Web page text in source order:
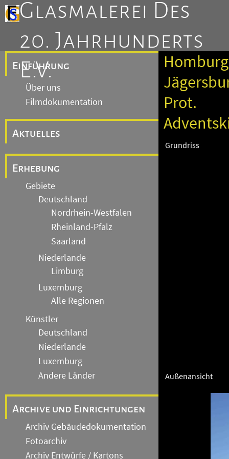
Glasmalerei Des
20. Jahrhunderts
E.V.
Einführung
Über uns
Filmdokumentation
Aktuelles
Erhebung
Gebiete
Deutschland
Nordrhein-Westfalen
Rheinland-Pfalz
Saarland
Niederlande
Limburg
Luxemburg
Alle Regionen
Künstler
Deutschland
Niederlande
Luxemburg
Andere Länder
Archive und Einrichtungen
Archiv Gebäudedokumentation
Fotoarchiv
Archiv Entwürfe / Kartons
Prot.
Grundriss
Außenansicht